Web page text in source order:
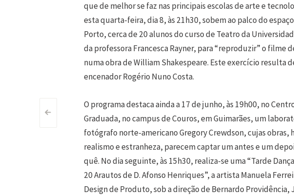
Post
navigation
<
que de melhor se faz nas principais escolas de arte e
esta quarta-feira, dia 8, às 21h30, sobem ao palco do
Porto, cerca de 20 alunos do curso de Teatro da
da professora Francesca Rayner, para “reproduzir” o filme
numa obra de William Shakespeare. Este exercício resulta
encenador Rogério Nuno Costa.
O programa destaca ainda a 17 de junho, às 19h00, no
Graduada, no campus de Couros, em Guimarães, um
fotógrafo norte-americano Gregory Crewdson, cujas obras,
realismo e estranheza, parecem captar um antes e um
quê. No dia seguinte, às 15h30, realiza-se uma “Tarde
20 Arautos de D. Afonso Henriques”, a artista Manuela
Design de Produto, sob a direção de Bernardo Providência,